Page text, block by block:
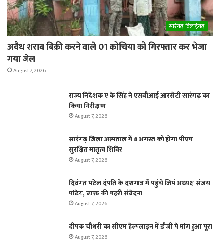
सारंगढ़ बिलाईगढ़
अवैध शराब बिक्री करने वाले 01 कोचिया को गिरफ्तार कर भेजा
गया जेल
August 7, 2026
राज्य निदेशक ए के सिंह ने एसबीआई आरसेटी सारंगढ़ का
किया निरीक्षण
August 7, 2026
सारंगढ़ जिला अस्पताल में 8 अगस्त को होगा पीएम
सुरक्षित मातृत्व शिविर
August 7, 2026
दिवंगत पटेल दंपति के दशगात्र में पहुंचे जिपं अध्यक्ष संजय
पांडेय, व्यक्त की गहरी संवेदना
August 7, 2026
दीपक चौधरी का सीएम हेल्पलाइन में डीजी पे मांग हुआ पूरा
August 7, 2026